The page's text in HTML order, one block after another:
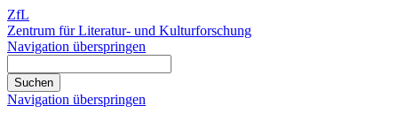
ZfL
Zentrum für Literatur- und Kulturforschung
Navigation überspringen
Navigation überspringen